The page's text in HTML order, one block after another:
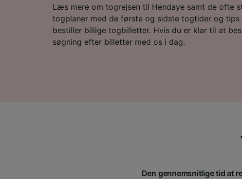
Læs mere om togrejsen til Hendaye samt de ofte
togplaner med de første og sidste togtider og tips
bestiller billige togbilletter. Hvis du er klar til at
søgning efter billetter med os i dag.
Den gennemsnitlige tid at